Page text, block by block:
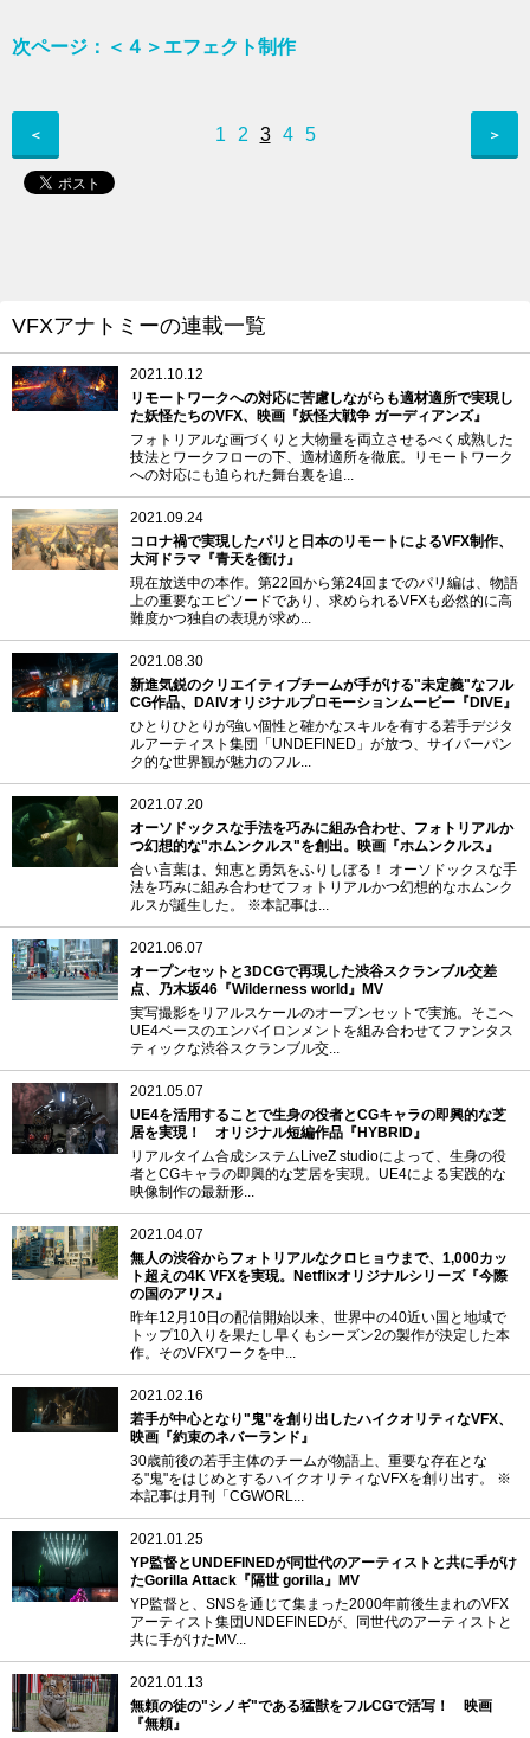
次ページ：＜４＞エフェクト制作
＜ 1 2 3 4 5 ＞
VFXアナトミーの連載一覧
2021.10.12
リモートワークへの対応に苦慮しながらも適材適所で実現し
た妖怪たちのVFX、映画『妖怪大戦争 ガーディアンズ』
フォトリアルな画づくりと大物量を両立させるべく成熟した
技法とワークフローの下、適材適所を徹底。リモートワーク
への対応にも迫られた舞台裏を追...
2021.09.24
コロナ禍で実現したパリと日本のリモートによるVFX制作、
大河ドラマ『青天を衝け』
現在放送中の本作。第22回から第24回までのパリ編は、物語
上の重要なエピソードであり、求められるVFXも必然的に高
難度かつ独自の表現が求め...
2021.08.30
新進気鋭のクリエイティブチームが手がける"未定義"なフル
CG作品、DAIVオリジナルプロモーションムービー『DIVE』
ひとりひとりが強い個性と確かなスキルを有する若手デジタ
ルアーティスト集団「UNDEFINED」が放つ、サイバーパン
ク的な世界観が魅力のフル...
2021.07.20
オーソドックスな手法を巧みに組み合わせ、フォトリアルか
つ幻想的な"ホムンクルス"を創出。映画『ホムンクルス』
合い言葉は、知恵と勇気をふりしぼる！ オーソドックスな手
法を巧みに組み合わせてフォトリアルかつ幻想的なホムンク
ルスが誕生した。 ※本記事は...
2021.06.07
オープンセットと3DCGで再現した渋谷スクランブル交差
点、乃木坂46『Wilderness world』MV
実写撮影をリアルスケールのオープンセットで実施。そこへ
UE4ベースのエンバイロンメントを組み合わせてファンタス
ティックな渋谷スクランブル交...
2021.05.07
UE4を活用することで生身の役者とCGキャラの即興的な芝
居を実現！ オリジナル短編作品『HYBRID』
リアルタイム合成システムLiveZ studioによって、生身の役
者とCGキャラの即興的な芝居を実現。UE4による実践的な
映像制作の最新形...
2021.04.07
無人の渋谷からフォトリアルなクロヒョウまで、1,000カッ
ト超えの4K VFXを実現。Netflixオリジナルシリーズ『今際
の国のアリス』
昨年12月10日の配信開始以来、世界中の40近い国と地域で
トップ10入りを果たし早くもシーズン2の製作が決定した本
作。そのVFXワークを中...
2021.02.16
若手が中心となり"鬼"を創り出したハイクオリティなVFX、
映画『約束のネバーランド』
30歳前後の若手主体のチームが物語上、重要な存在とな
る"鬼"をはじめとするハイクオリティなVFXを創り出す。 ※
本記事は月刊「CGWORL...
2021.01.25
YP監督とUNDEFINEDが同世代のアーティストと共に手がけ
たGorilla Attack『隔世 gorilla』MV
YP監督と、SNSを通じて集まった2000年前後生まれのVFX
アーティスト集団UNDEFINEDが、同世代のアーティストと
共に手がけたMV...
2021.01.13
無頼の徒の"シノギ"である猛獣をフルCGで活写！ 映画
『無頼』